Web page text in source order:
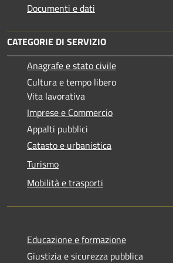
Documenti e dati
CATEGORIE DI SERVIZIO
Anagrafe e stato civile
Cultura e tempo libero
Vita lavorativa
Imprese e Commercio
Appalti pubblici
Catasto e urbanistica
Turismo
Mobilità e trasporti
Educazione e formazione
Giustizia e sicurezza pubblica